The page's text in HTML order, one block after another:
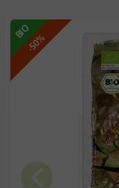
-50%
BIO